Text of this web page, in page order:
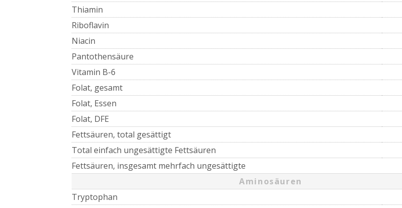
Thiamin
Riboflavin
Niacin
Pantothensäure
Vitamin B-6
Folat, gesamt
Folat, Essen
Folat, DFE
Fettsäuren, total gesättigt
Total einfach ungesättigte Fettsäuren
Fettsäuren, insgesamt mehrfach ungesättigte
Aminosäuren
Tryptophan